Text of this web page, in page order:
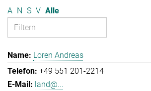
A N S V Alle
Loren Andreas
+49 551 201-2214
land@...